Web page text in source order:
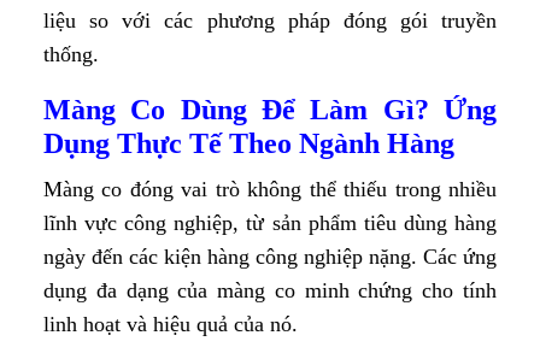
liệu so với các phương pháp đóng gói truyền
thống.
Màng Co Dùng Để Làm Gì? Ứng
Dụng Thực Tế Theo Ngành Hàng
Màng co đóng vai trò không thể thiếu trong nhiều
lĩnh vực công nghiệp, từ sản phẩm tiêu dùng hàng
ngày đến các kiện hàng công nghiệp nặng. Các ứng
dụng đa dạng của màng co minh chứng cho tính
linh hoạt và hiệu quả của nó.